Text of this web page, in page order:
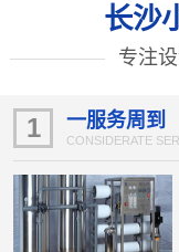
长沙
专注
1 一服务周到
CONSIDERATE